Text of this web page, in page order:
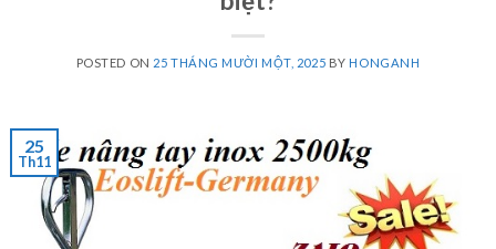
POSTED ON 25 THÁNG MƯỜI MỘT, 2025 BYHONGANH
25
Th11